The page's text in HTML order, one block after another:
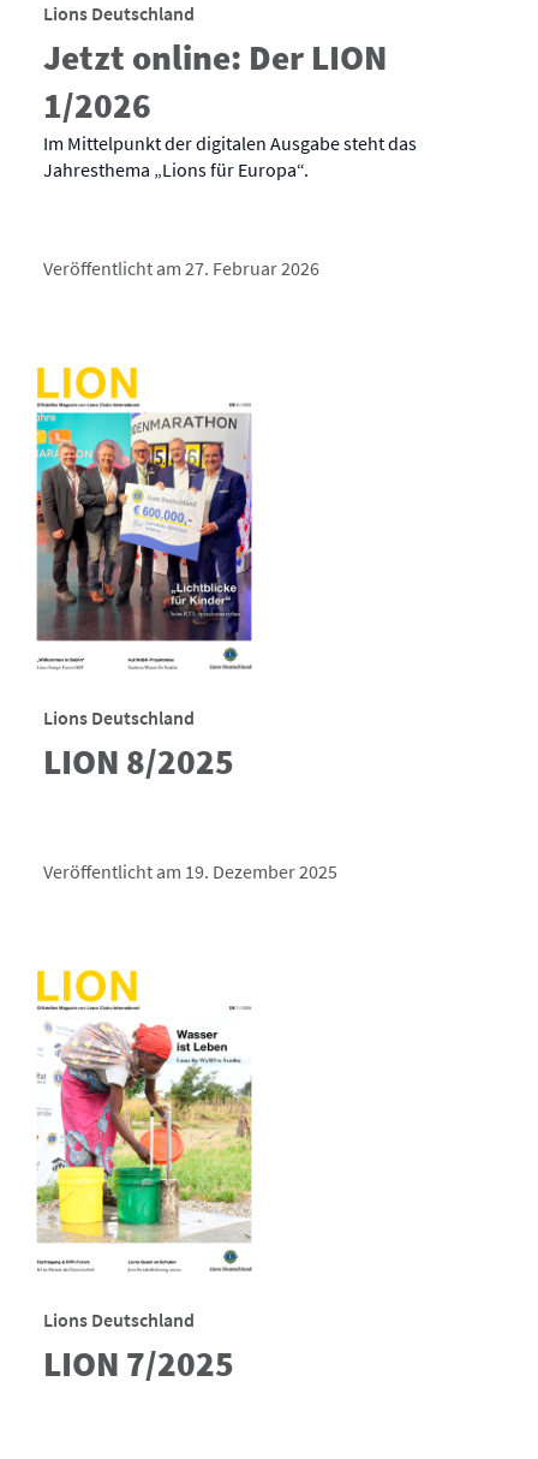
Lions Deutschland
Jetzt online: Der LION
1/2026
Im Mittelpunkt der digitalen Ausgabe steht das
Jahresthema „Lions für Europa“.
Veröffentlicht am 27. Februar 2026
Lions Deutschland
LION 8/2025
Veröffentlicht am 19. Dezember 2025
Lions Deutschland
LION 7/2025